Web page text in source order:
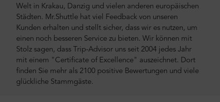
Welt in Krakau, Danzig und vielen anderen europäischen
Städten. Mr.Shuttle hat viel Feedback von unseren
Kunden erhalten und stellt sicher, dass wir es nutzen, um
einen noch besseren Service zu bieten. Wir können mit
Stolz sagen, dass Trip-Advisor uns seit 2004 jedes Jahr
mit einem "Certificate of Excellence" auszeichnet. Dort
finden Sie mehr als 2100 positive Bewertungen und viele
glückliche Stammgäste.